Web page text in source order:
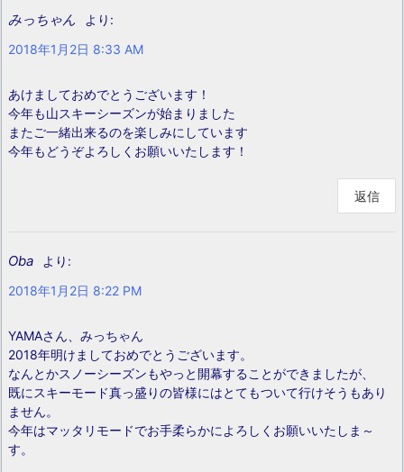
みっちゃん
より:
2018年1月2日 8:33 AM
あけましておめでとうございます！
今年も山スキーシーズンが始まりました
またご一緒出来るのを楽しみにしています
今年もどうぞよろしくお願いいたします！
返信
Oba
より:
2018年1月2日 8:22 PM
YAMAさん、みっちゃん
2018年明けましておめでとうございます。
なんとかスノーシーズンもやっと開幕することができましたが、
既にスキーモード真っ盛りの皆様にはとてもついて行けそうもあり
ません。
今年はマッタリモードでお手柔らかによろしくお願いいたしま～
す。